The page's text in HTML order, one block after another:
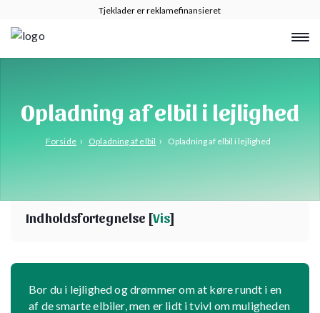
Tjeklader er reklamefinansieret
Opladning af elbil i lejlighed
Forside › Opladning af elbil › Opladning af elbil i lejlighed
Indholdsfortegnelse [Vis]
Bor du i lejlighed og drømmer om at køre rundt i en
af de smarte elbiler, men er lidt i tvivl om muligheden